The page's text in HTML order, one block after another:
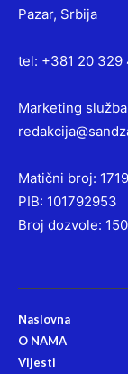
Pazar, Srbija
tel: +381 20 329
Marketing
Matični broj:
PIB: 101792953
Broj dozvole:
Naslovna
O NAMA
Vijesti